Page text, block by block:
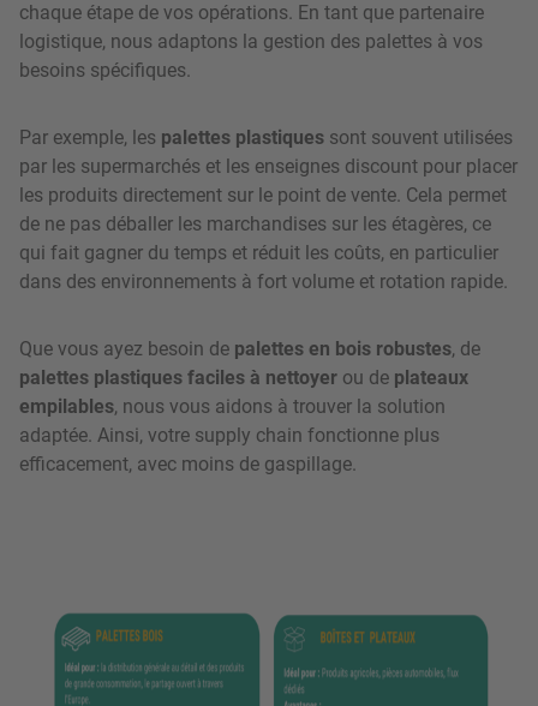
chaque étape de vos opérations. En tant que partenaire
logistique, nous adaptons la gestion des palettes à vos
besoins spécifiques.
Par exemple, les palettes plastiques sont souvent utilisées
par les supermarchés et les enseignes discount pour placer
les produits directement sur le point de vente. Cela permet
de ne pas déballer les marchandises sur les étagères, ce
qui fait gagner du temps et réduit les coûts, en particulier
dans des environnements à fort volume et rotation rapide.
Que vous ayez besoin de palettes en bois robustes, de
palettes plastiques faciles à nettoyer ou de plateaux
empilables, nous vous aidons à trouver la solution
adaptée. Ainsi, votre supply chain fonctionne plus
efficacement, avec moins de gaspillage.